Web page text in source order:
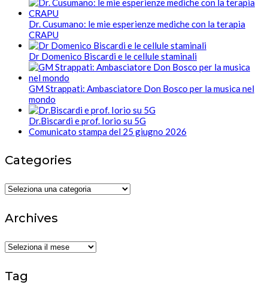
Dr. Cusumano: le mie esperienze mediche con la terapia
CRAPU
Dr Domenico Biscardi e le cellule staminali
GM Strappati: Ambasciatore Don Bosco per la musica nel
mondo
Dr.Biscardi e prof. Iorio su 5G
Comunicato stampa del 25 giugno 2026
Categories
Categories
Archives
Archives
Tag